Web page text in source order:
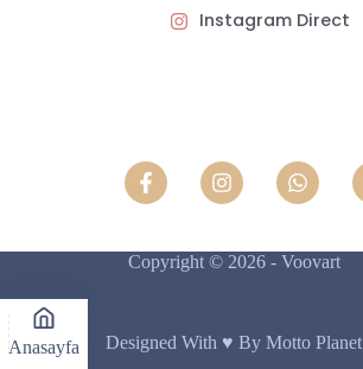
Instagram Direct
Copyright © 2026 - Voovart
Designed With ♥️ By Motto Planet
Anasayfa